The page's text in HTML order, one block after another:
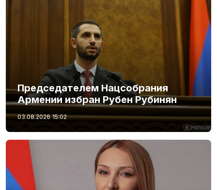
Председателем Нацсобрания
Армении избран Рубен Рубинян
03.08.2026 15:02